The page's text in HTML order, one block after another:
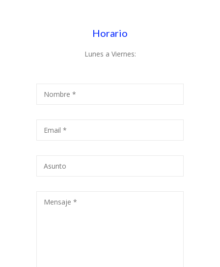
Horario
Lunes a Viernes:
Nombre *
Email *
Asunto
Mensaje *